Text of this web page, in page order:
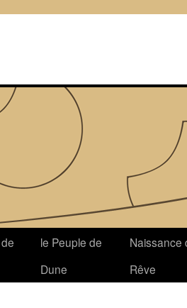
le Peuple de
Dune
Naissance
Rêve